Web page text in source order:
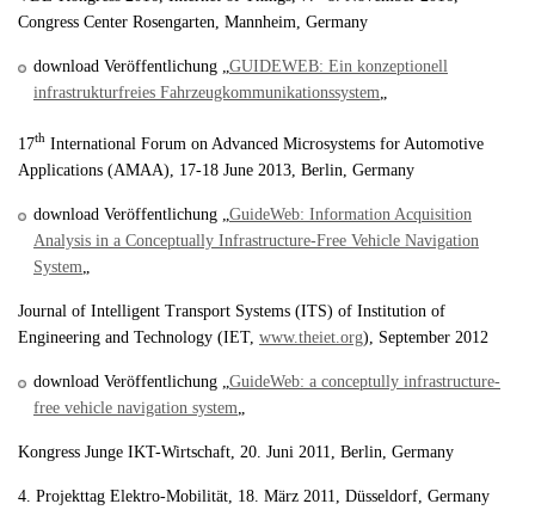
Congress Center Rosengarten, Mannheim, Germany
download Veröffentlichung „GUIDEWEB: Ein konzeptionell
infrastrukturfreies Fahrzeugkommunikationssystem„
17th International Forum on Advanced Microsystems for Automotive
Applications (AMAA), 17-18 June 2013, Berlin, Germany
download Veröffentlichung
GuideWeb: Information Acquisition
Analysis in a Conceptually Infrastructure-Free Vehicle Navigation
System
Journal of Intelligent Transport Systems (ITS) of Institution of
Engineering and Technology (IET, www.theiet.org), September 2012
download Veröffentlichung „ GuideWeb: a conceptully infrastructure-
free vehicle navigation system
Kongress Junge IKT-Wirtschaft, 20. Juni 2011, Berlin, Germany
4. Projekttag Elektro-Mobilität, 18. März 2011, Düsseldorf, Germany